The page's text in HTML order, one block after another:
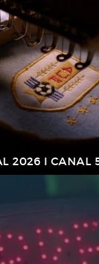
2026 I CANAL